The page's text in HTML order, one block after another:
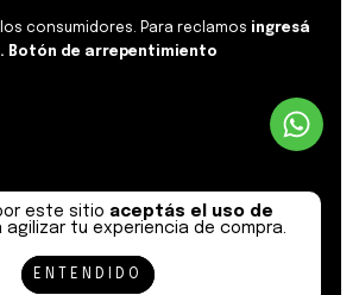
este sitio aceptás el uso de
agilizar tu experiencia de compra.
ENTENDIDO
los consumidores. Para reclamos ingresá
Botón de arrepentimiento